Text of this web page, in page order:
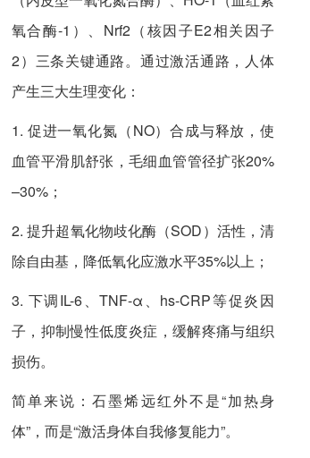
氧合酶-1）、Nrf2（核因子E2相关因子
2）三条关键通路。通过激活通路，人体
产生三大生理变化：
1. 促进一氧化氮（NO）合成与释放，使
血管平滑肌舒张，毛细血管管径扩张20%
–30%；
2. 提升超氧化物歧化酶（SOD）活性，清
除自由基，降低氧化应激水平35%以上；
3. 下调IL-6、TNF-α、hs-CRP等促炎因
子，抑制慢性低度炎症，缓解疼痛与组织
损伤。
简单来说：石墨烯远红外不是“加热身
体”，而是“激活身体自我修复能力”。